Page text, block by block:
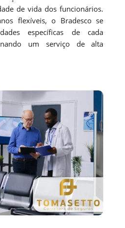
de vida dos funcionários.
flexíveis, o Bradesco se
específicas de cada
um serviço de alta